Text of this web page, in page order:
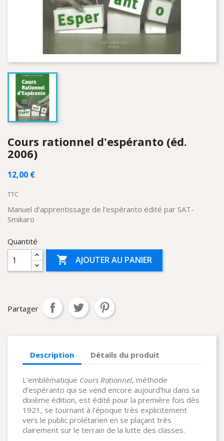
Cours rationnel d'espéranto (éd.
2006)
12,00 €
TTC
Manuel d’apprentissage de l’espéranto édité par SAT-
Smikaro
Quantité
 AJOUTER AU PANIER
Partager
Description Détails du produit
L’emblématique Cours Rationnel, méthode
d’espéranto qui se vend encore aujourd’hui dans sa
dixième édition, est édité pour la première fois dès
1921, se tournant à l’époque très explicitement
vers le public prolétarien en se plaçant très
clairement sur le terrain de la lutte des classes.